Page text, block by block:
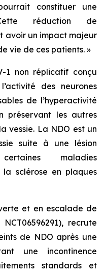
constituer une
réduction de
avoir un impact majeur
vie de ces patients. »
1 non réplicatif conçu
des neurones
de l’hyperactivité
préservant les autres
vessie. La NDO est un
suite à une lésion
maladies
la sclérose en plaques
et en escalade de
recrute
de NDO après une
une incontinence
standards et